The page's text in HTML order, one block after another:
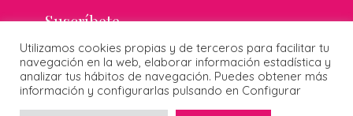
Suscríbete
© 2026 Cristina Mitre · Todos los derechos reservados ·
Utilizamos cookies propias y de terceros para facilitar tu
navegación en la web, elaborar información estadística y
analizar tus hábitos de navegación. Puedes obtener más
información y configurarlas pulsando en Configurar